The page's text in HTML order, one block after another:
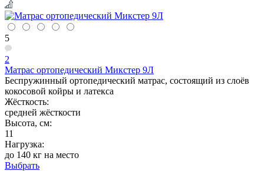
5
2
Матрас ортопедический Микстер 9Л
Беспружинный ортопедический матрас, состоящий из слоёв
кокосовой койры и латекса
Жёсткость:
средней жёсткости
Высота, см:
11
Нагрузка:
до 140 кг на место
Выбрать